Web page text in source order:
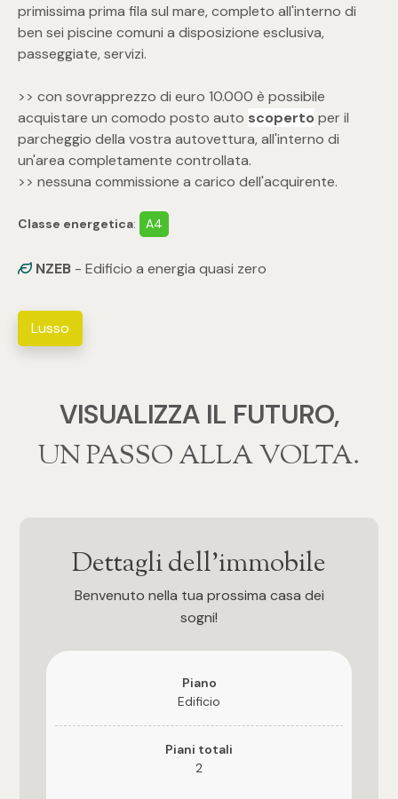
primissima prima fila sul mare, completo all'interno di
ben sei piscine comuni a disposizione esclusiva,
passeggiate, servizi.
>> con sovrapprezzo di euro 10.000 è possibile
acquistare un comodo posto auto scoperto per il
parcheggio della vostra autovettura, all'interno di
un'area completamente controllata.
>> nessuna commissione a carico dell'acquirente.
Classe energetica: A4
NZEB - Edificio a energia quasi zero
Lusso
VISUALIZZA IL FUTURO,
‍‍UN PASSO ALLA VOLTA.
Dettagli dell'immobile
Benvenuto nella tua prossima casa dei
sogni!
Piano
Edificio
Piani totali
2
4
5+
4
Qualsiasi